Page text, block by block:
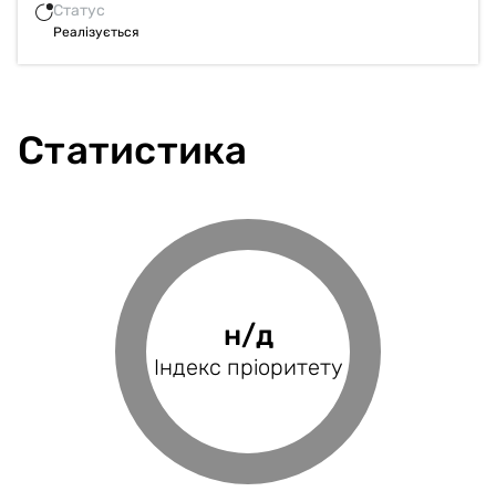
Статус
Реалізується
Статистика
н/д
Індекс пріоритету
34.2%
Фінансове
покриття
н/д
Індекс BRP
н/д
Оцінка проєкту